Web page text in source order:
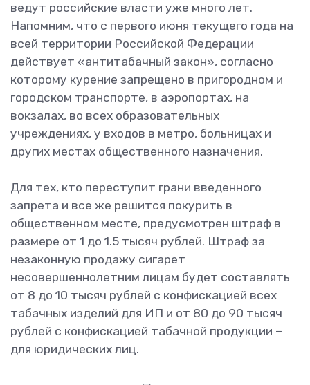
ведут российские власти уже много лет.
Напомним, что с первого июня текущего года на
всей территории Российской Федерации
действует «антитабачный закон», согласно
которому курение запрещено в пригородном и
городском транспорте, в аэропортах, на
вокзалах, во всех образовательных
учреждениях, у входов в метро, больницах и
других местах общественного назначения.
Для тех, кто переступит грани введенного
запрета и все же решится покурить в
общественном месте, предусмотрен штраф в
размере от 1 до 1.5 тысяч рублей. Штраф за
незаконную продажу сигарет
несовершеннолетним лицам будет составлять
от 8 до 10 тысяч рублей с конфискацией всех
табачных изделий для ИП и от 80 до 90 тысяч
рублей с конфискацией табачной продукции –
для юридических лиц.